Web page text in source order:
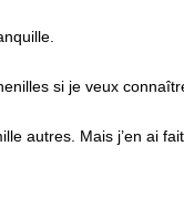
si je veux
autres. Mais j’en ai